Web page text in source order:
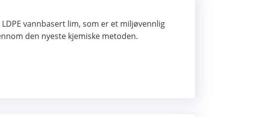
vannbasert lim, som er et miljøvennlig
den nyeste kjemiske metoden.